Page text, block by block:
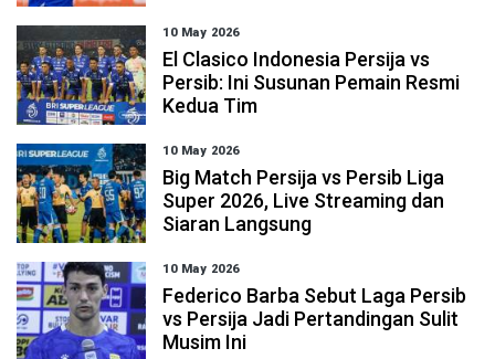
10 May 2026
El Clasico Indonesia Persija vs
Persib: Ini Susunan Pemain Resmi
Kedua Tim
10 May 2026
Big Match Persija vs Persib Liga
Super 2026, Live Streaming dan
Siaran Langsung
10 May 2026
Federico Barba Sebut Laga Persib
vs Persija Jadi Pertandingan Sulit
Musim Ini